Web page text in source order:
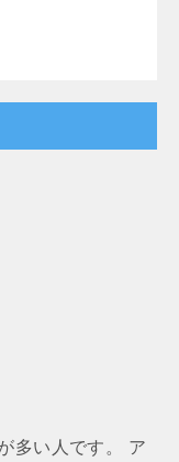
多い人です。 ア